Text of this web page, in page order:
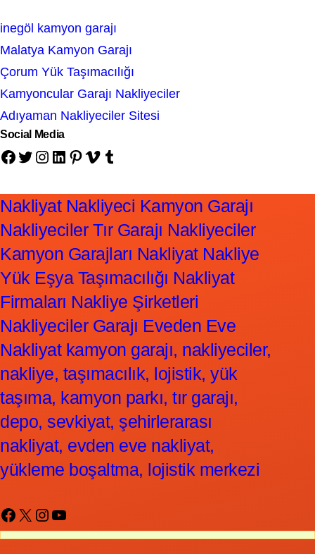
inegöl kamyon garajı
Malatya Kamyon Garajı
Çorum Yük Taşımacılığı
Kamyoncular Garajı Nakliyeciler
Adıyaman Nakliyeciler Sitesi
Social Media
Facebook Twitter Instagram LinkedIn Pinterest Vimeo Tumblr
Nakliyat Nakliyeci Kamyon Garajı
Nakliyeciler Tır Garajı Nakliyeciler
Kamyon Garajları Nakliyat Nakliye
Yük Eşya Taşımacılığı Nakliyat
Firmaları Nakliye Şirketleri
Nakliyeciler Garajı Eveden Eve
Nakliyat kamyon garajı, nakliyeciler,
nakliye, taşımacılık, lojistik, yük
taşıma, kamyon parkı, tır garajı,
depo, sevkiyat, şehirlerarası
nakliyat, evden eve nakliyat,
yükleme boşaltma, lojistik merkezi
Facebook X Instagram YouTube